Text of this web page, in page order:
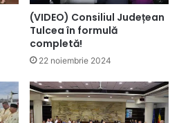
(VIDEO) Consiliul Județean
Tulcea în formulă
completă!
22 noiembrie 2024